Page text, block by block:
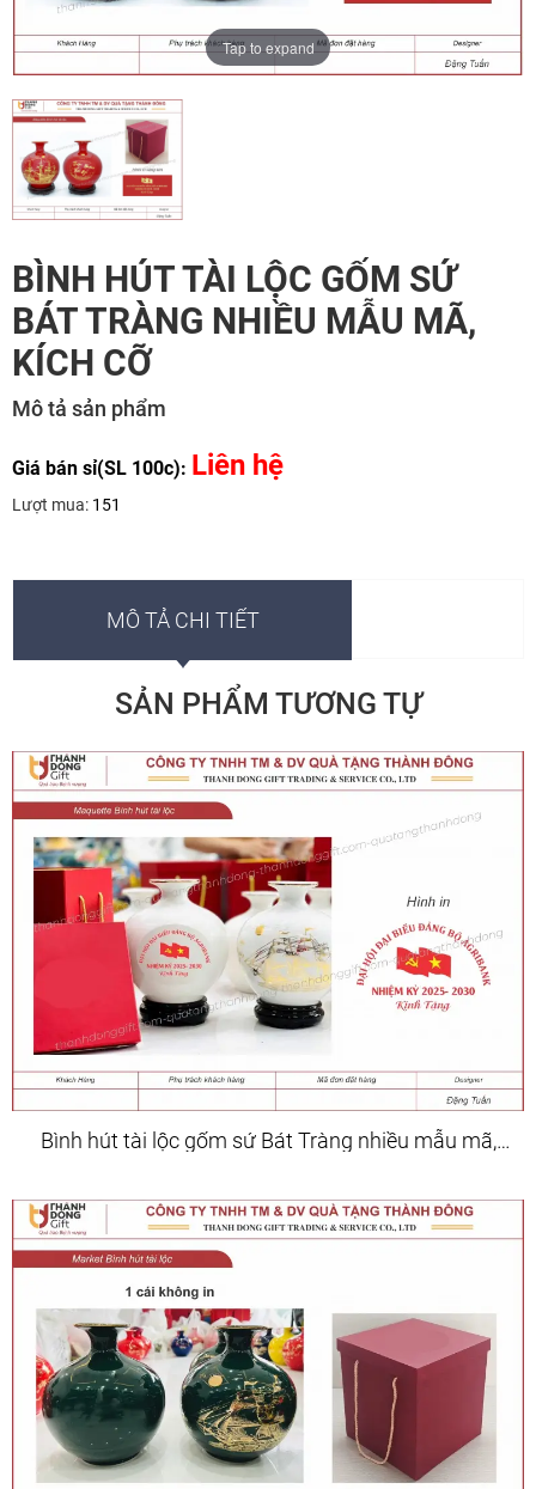
Tap to expand
BÌNH HÚT TÀI LỘC GỐM SỨ
BÁT TRÀNG NHIỀU MẪU MÃ,
KÍCH CỠ
Mô tả sản phẩm
Giá bán sỉ(SL 100c): Liên hệ
Lượt mua: 151
MÔ TẢ CHI TIẾT
SẢN PHẨM TƯƠNG TỰ
Bình hút tài lộc gốm sứ Bát Tràng nhiều mẫu mã,